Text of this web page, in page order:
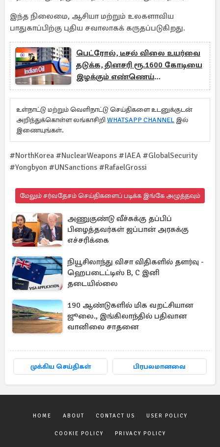
இந்த நிலைமை, ஆசியா மற்றும் உலகளாவிய
பாதுகாப்பிற்கு புதிய சவாலாகக் கருதப்படுகிறது.
பெட்ரோல், டீசல் விலை உயர்வை
தடுக்க, தினசரி ரூ.1600 கோடியை
இழக்கும் எண்ணெய்
நிறுவனங்கள்
உள்நாட்டு மற்றும் வெளிநாட்டு செய்திகளை உடனுக்குடன்
அறிந்துக்கொள்ள லங்காசிறி WHATSAPP CHANNEL இல்
இணையுங்கள்.
#NorthKorea #NuclearWeapons #IAEA #GlobalSecurity
#Yongbyon #UNSanctions #RafaelGrossi
மேலும் சர்வதேசம் செய்திகளைப் படிக்க இங்கே அழுத்தவும்
அணுகுண்டு வீச்சுக்கு தப்பிப்
பிழைத்தவர்கள் ஜப்பான் அரசுக்கு
எச்சரிக்கை
நியூசிலாந்து விசா விதிகளில் தளர்வு -
ஹெபடைட்டிஸ் B, C இனி
தடையில்லை
190 ஆண்டுகளில் மிக வறட்சியான
ஜூலை., இங்கிலாந்தில் பதிவான
வானிலை சாதனை
முக்கிய செய்திகள் பிரபலமானவை
HOME ABOUT CONTACT US USER POLICY
COOKIE POLICY PRIVACY POLICY